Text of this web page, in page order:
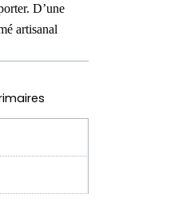
D’une
artisanal